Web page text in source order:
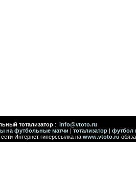
тотализатор :: info@vtoto.ru
на футбольные матчи | тотализатор | футбол
Интернет гиперссылка на www.vtoto.ru